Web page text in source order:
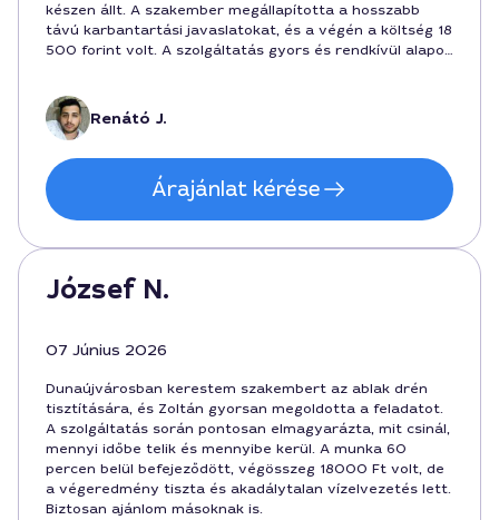
készen állt. A szakember megállapította a hosszabb
távú karbantartási javaslatokat, és a végén a költség 18
500 forint volt. A szolgáltatás gyors és rendkívül alapos
Renátó J.
Árajánlat kérése
József N.
07 Június 2026
Dunaújvárosban kerestem szakembert az ablak drén
tisztítására, és Zoltán gyorsan megoldotta a feladatot.
A szolgáltatás során pontosan elmagyarázta, mit csinál,
mennyi időbe telik és mennyibe kerül. A munka 60
percen belül befejeződött, végösszeg 18000 Ft volt, de
a végeredmény tiszta és akadálytalan vízelvezetés lett.
Biztosan ajánlom másoknak is.